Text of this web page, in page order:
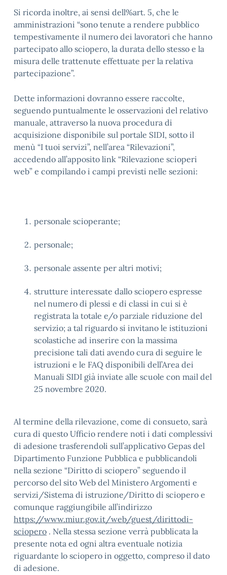
Si ricorda inoltre, ai sensi dell%art. 5, che le
amministrazioni “sono tenute a rendere pubblico
tempestivamente il numero dei lavoratori che hanno
partecipato allo sciopero, la durata dello stesso e la
misura delle trattenute effettuate per la relativa
partecipazione”.
Dette informazioni dovranno essere raccolte,
seguendo puntualmente le osservazioni del relativo
manuale, attraverso la nuova procedura di
acquisizione disponibile sul portale SIDI, sotto il
menù “I tuoi servizi”, nell’area “Rilevazioni”,
accedendo all’apposito link “Rilevazione scioperi
web” e compilando i campi previsti nelle sezioni:
personale scioperante;
personale;
personale assente per altri motivi;
strutture interessate dallo sciopero espresse
nel numero di plessi e di classi in cui si è
registrata la totale e/o parziale riduzione del
servizio; a tal riguardo si invitano le istituzioni
scolastiche ad inserire con la massima
precisione tali dati avendo cura di seguire le
istruzioni e le FAQ disponibili dell’Area dei
Manuali SIDI già inviate alle scuole con mail del
25 novembre 2020.
Al termine della rilevazione, come di consueto, sarà
cura di questo Ufficio rendere noti i dati complessivi
di adesione trasferendoli sull’applicativo Gepas del
Dipartimento Funzione Pubblica e pubblicandoli
nella sezione “Diritto di sciopero” seguendo il
percorso del sito Web del Ministero Argomenti e
servizi/Sistema di istruzione/Diritto di sciopero e
comunque raggiungibile all’indirizzo
https://www.miur.gov.it/web/guest/dirittodi-
sciopero . Nella stessa sezione verrà pubblicata la
presente nota ed ogni altra eventuale notizia
riguardante lo sciopero in oggetto, compreso il dato
di adesione.